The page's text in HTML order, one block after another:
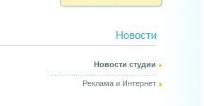
Новости студии
Реклама и Интернет